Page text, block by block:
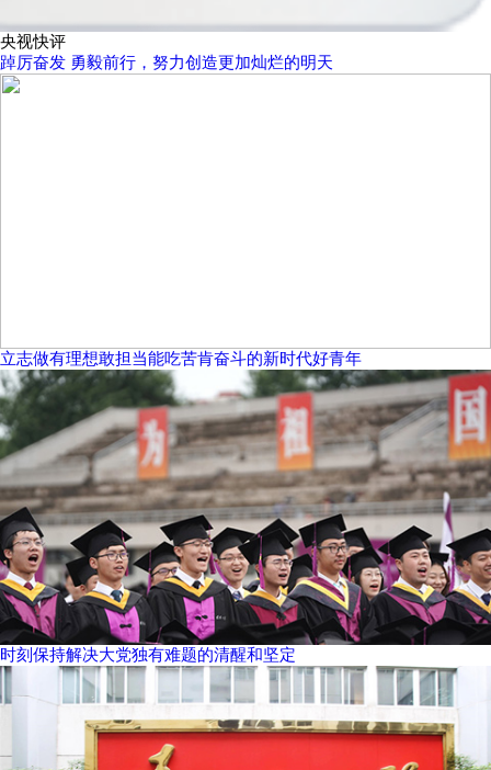
央视快评
踔厉奋发 勇毅前行，努力创造更加灿烂的明天
立志做有理想敢担当能吃苦肯奋斗的新时代好青年
时刻保持解决大党独有难题的清醒和坚定